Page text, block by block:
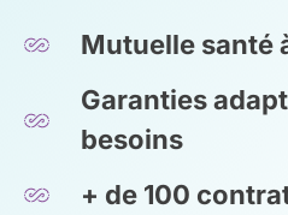
Mutuelle santé
Garanties
besoins
+ de 100